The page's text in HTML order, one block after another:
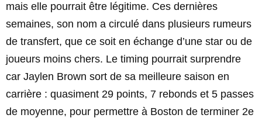
mais elle pourrait être légitime. Ces dernières
semaines, son nom a circulé dans plusieurs rumeurs
de transfert, que ce soit en échange d’une star ou de
joueurs moins chers. Le timing pourrait surprendre
car Jaylen Brown sort de sa meilleure saison en
carrière : quasiment 29 points, 7 rebonds et 5 passes
de moyenne, pour permettre à Boston de terminer 2e